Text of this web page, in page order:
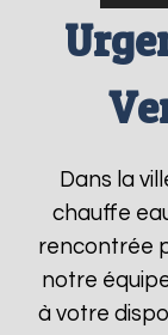
Dans la
chauffe
rencontrée
notre
à votre